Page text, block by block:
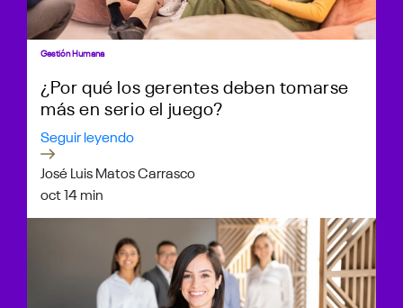
Gestión Humana
¿Por qué los gerentes deben tomarse
más en serio el juego?
Seguir leyendo
José Luis Matos Carrasco
oct 14 min